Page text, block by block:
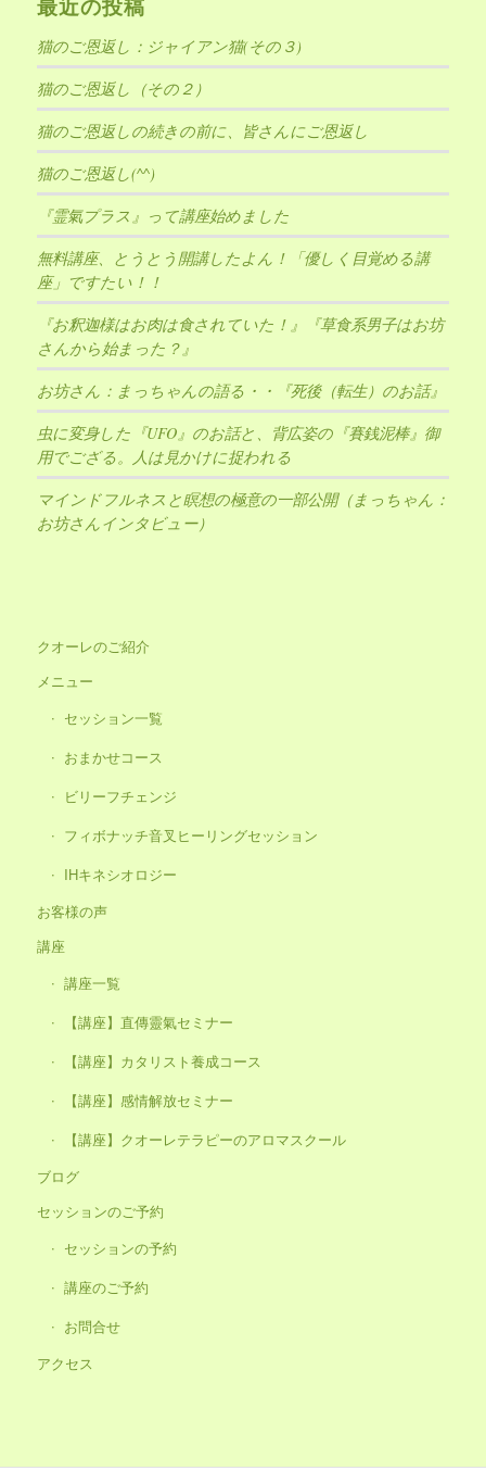
最近の投稿
猫のご恩返し：ジャイアン猫(その３)
猫のご恩返し（その２）
猫のご恩返しの続きの前に、皆さんにご恩返し
猫のご恩返し(^^)
『霊氣プラス』って講座始めました
無料講座、とうとう開講したよん！「優しく目覚める講
座」ですたい！！
『お釈迦様はお肉は食されていた！』『草食系男子はお坊
さんから始まった？』
お坊さん：まっちゃんの語る・・『死後（転生）のお話』
虫に変身した『UFO』のお話と、背広姿の『賽銭泥棒』御
用でござる。人は見かけに捉われる
マインドフルネスと瞑想の極意の一部公開（まっちゃん：
お坊さんインタビュー）
クオーレのご紹介
メニュー
セッション一覧
おまかせコース
ビリーフチェンジ
フィボナッチ音叉ヒーリングセッション
IHキネシオロジー
お客様の声
講座
講座一覧
【講座】直傳靈氣セミナー
【講座】カタリスト養成コース
【講座】感情解放セミナー
【講座】クオーレテラピーのアロマスクール
ブログ
セッションのご予約
セッションの予約
講座のご予約
お問合せ
アクセス